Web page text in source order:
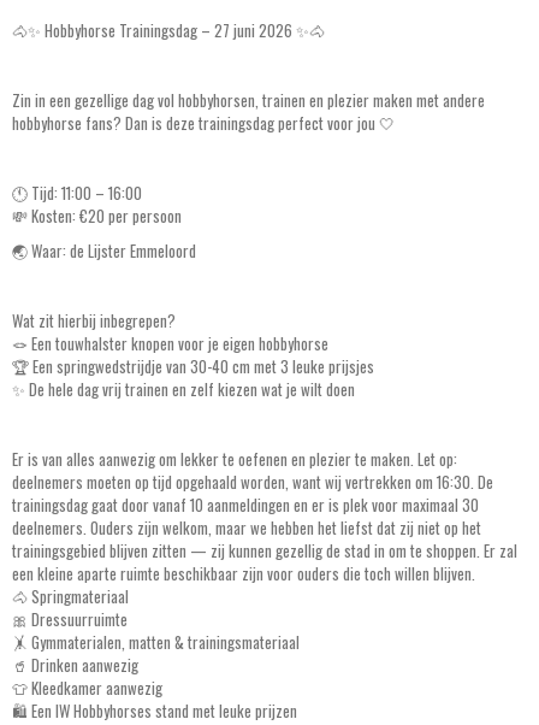
🐴✨ Hobbyhorse Trainingsdag – 27 juni 2026 ✨🐴
Zin in een gezellige dag vol hobbyhorsen, trainen en plezier maken met andere
hobbyhorse fans? Dan is deze trainingsdag perfect voor jou 🤍
🕚 Tijd: 11:00 – 16:00
💸 Kosten: €20 per persoon
🌏 Waar: de Lijster Emmeloord
Wat zit hierbij inbegrepen?
🪢 Een touwhalster knopen voor je eigen hobbyhorse
🏆 Een springwedstrijdje van 30-40 cm met 3 leuke prijsjes
✨ De hele dag vrij trainen en zelf kiezen wat je wilt doen
Er is van alles aanwezig om lekker te oefenen en plezier te maken. Let op:
deelnemers moeten op tijd opgehaald worden, want wij vertrekken om 16:30. De
trainingsdag gaat door vanaf 10 aanmeldingen en er is plek voor maximaal 30
deelnemers. Ouders zijn welkom, maar we hebben het liefst dat zij niet op het
trainingsgebied blijven zitten — zij kunnen gezellig de stad in om te shoppen. Er zal
een kleine aparte ruimte beschikbaar zijn voor ouders die toch willen blijven.
🐴 Springmateriaal
🎀 Dressuurruimte
🤸 Gymmaterialen, matten & trainingsmateriaal
🥤 Drinken aanwezig
👕 Kleedkamer aanwezig
🛍️ Een IW Hobbyhorses stand met leuke prijzen